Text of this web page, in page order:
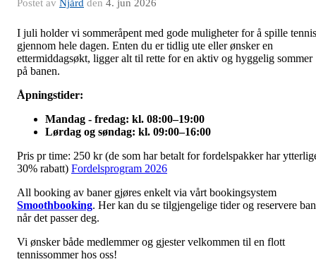
Postet av Njård den 4. jun 2026
I juli holder vi sommeråpent med gode muligheter for å spille tennis
gjennom hele dagen. Enten du er tidlig ute eller ønsker en
ettermiddagsøkt, ligger alt til rette for en aktiv og hyggelig sommer
på banen.
Åpningstider:
Mandag - fredag: kl. 08:00–19:00
Lørdag og søndag: kl. 09:00–16:00
Pris pr time: 250 kr (de som har betalt for fordelspakker har
30% rabatt) Fordelsprogram 2026
All booking av baner gjøres enkelt via vårt bookingsystem
Smoothbooking. Her kan du se tilgjengelige tider og reservere
når det passer deg.
Vi ønsker både medlemmer og gjester velkommen til en flott
tennissommer hos oss!